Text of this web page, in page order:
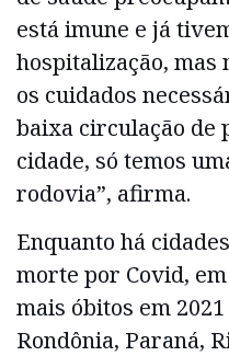
está imune e já
hospitalização, mas
os cuidados
baixa circulação de
cidade, só temos
rodovia”, afirma.
Enquanto há
morte por Covid,
mais óbitos em
Rondônia, Paraná,